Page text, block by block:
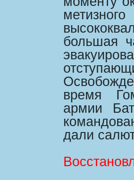
большая
время
армии
дали